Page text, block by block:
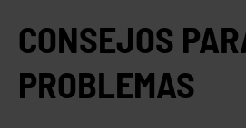
CONSEJOS
PROBLEMAS